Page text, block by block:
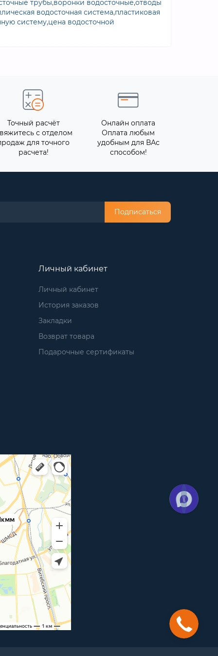
трубы,воронки водосточные,отводы
водосточная система,пластиковая
систему,цена водосточной
Точный расчёт
с отделом
для точного
расчета!
Онлайн оплата
Оплата любым
удобным для ВАс
способом!
Подписаться
Личный кабинет
Личный кабинет
История заказов
Закладки
Возврат товара
Подарочные сертификаты